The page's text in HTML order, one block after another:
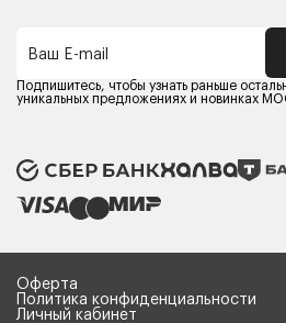
Компания MOON
Оферта
Политика конфиденциальности
Карьера в MOON
Ваш E-mail
Подпишитесь, чтобы узнать раньше
уникальных предложениях и новинках
Оферта
Политика конфиденциальности
Личный кабинет